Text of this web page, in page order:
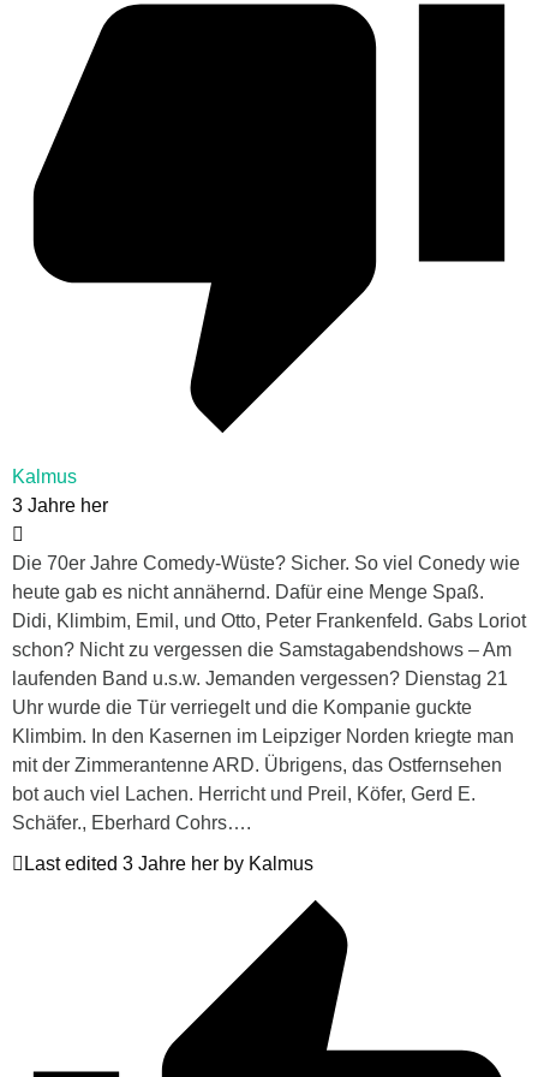
Kalmus
3 Jahre her
Die 70er Jahre Comedy-Wüste? Sicher. So viel Conedy wie
heute gab es nicht annähernd. Dafür eine Menge Spaß.
Didi, Klimbim, Emil, und Otto, Peter Frankenfeld. Gabs Loriot
schon? Nicht zu vergessen die Samstagabendshows – Am
laufenden Band u.s.w. Jemanden vergessen? Dienstag 21
Uhr wurde die Tür verriegelt und die Kompanie guckte
Klimbim. In den Kasernen im Leipziger Norden kriegte man
mit der Zimmerantenne ARD. Übrigens, das Ostfernsehen
bot auch viel Lachen. Herricht und Preil, Köfer, Gerd E.
Schäfer., Eberhard Cohrs….
Last edited 3 Jahre her by Kalmus